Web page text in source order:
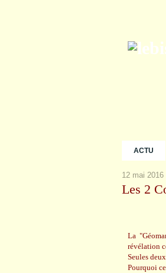
ACTU
12 mai 2016
Les 2
La
révélation
Seules
Pourquoi